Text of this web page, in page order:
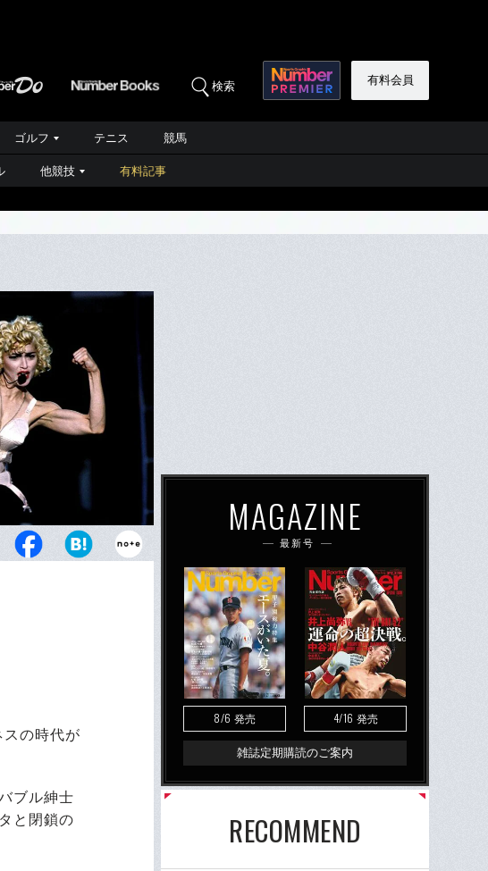
検索 有料会員
ゴルフ テニス 競馬
他競技 有料記事
は、女性の美的感覚を大き
の時代が
ブル紳士
と閉鎖の
MAGAZINE
最新号
8/6 発売 4/16 発売
雑誌定期購読のご案内
RECOMMEND